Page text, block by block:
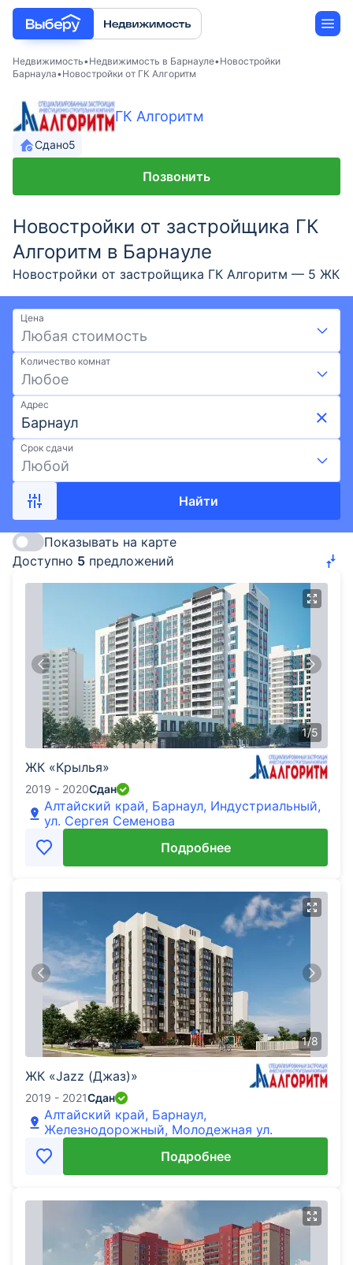
Новостройки
Застройщики
Недвижимость Недвижимость в Барнауле Новостройки
Барнаула Новостройки от ГК Алгоритм
ГК Алгоритм
Сдано5
Позвонить
Новостройки от застройщика ГК
Алгоритм в Барнауле
Новостройки от застройщика ГК Алгоритм — 5 ЖК
в Барнауле. Большой выбор новостроек от ГК
Алгоритм с ценами от - до - и площадью до -.
Новостройки от проверенного застройщика ГК
Алгоритм на выгодных условиях: скидки и акции,
ипотека, развитая инфраструктура и лучшие
районы Барнаула. Подберите квартиру в
новостройке от ГК Алгоритм на Выберу.ру.
Цена
Любая стоимость
Количество комнат
Любое
Адрес
Срок сдачи
Любой
Найти
Показывать на карте
Доступно 5 предложений
1/5
ЖК «Крылья»
2019 - 2020Сдан
Алтайский край, Барнаул, Индустриальный,
ул. Сергея Семенова
Подробнее
1/8
ЖК «Jazz (Джаз)»
2019 - 2021Сдан
Алтайский край, Барнаул,
Железнодорожный, Молодежная ул.
Подробнее